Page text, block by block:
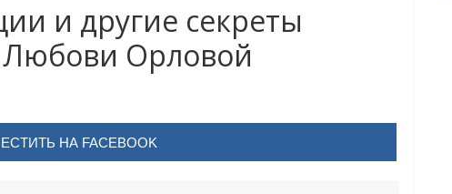
и другие секреты
Любови Орловой
НА FACEBOOK